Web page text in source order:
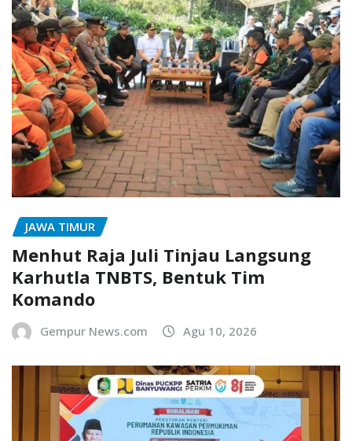
JAWA TIMUR
Menhut Raja Juli Tinjau Langsung
Karhutla TNBTS, Bentuk Tim
Komando
Gempur News.com Agu 10, 2026